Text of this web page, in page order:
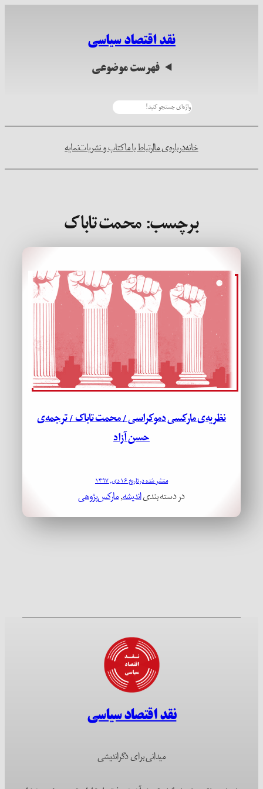
نقد اقتصاد سیاسی
فهرست موضوعی
خانهدرباره‌ی ماارتباط با ماکتاب و نشریاتنمایه
برچسب:محمت تاباک
نظریه‌ی مارکسی دموکراسی / محمت تاباک / ترجمه‌ی
حسن آزاد
منتشر شده در تاریخ ۱۶ دی, ۱۳۹۷
در دسته بندیاندیشه, مارکس‌پژوهی
نقد اقتصاد سیاسی
میدانی برای دگراندیشی